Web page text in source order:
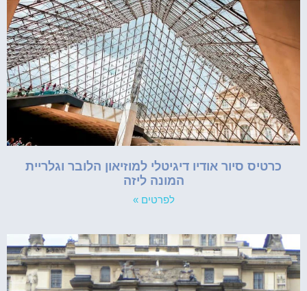
כרטיס סיור אודיו דיגיטלי למוזיאון הלובר וגלריית
המונה ליזה
לפרטים »